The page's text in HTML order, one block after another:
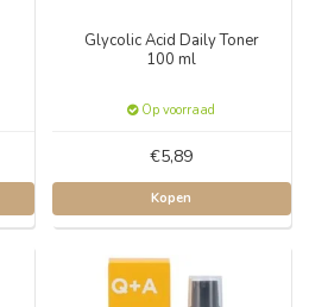
Glycolic Acid Daily Toner
100 ml
Op voorraad
€5,89
Kopen